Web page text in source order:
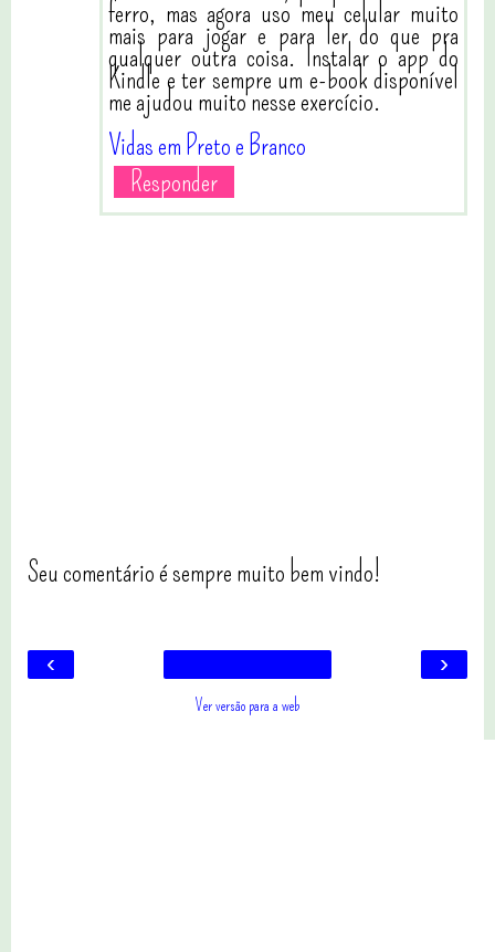
ferro, mas agora uso meu celular muito
mais para jogar e para ler do que pra
qualquer outra coisa. Instalar o app do
Kindle e ter sempre um e-book disponível
me ajudou muito nesse exercício.
Vidas em Preto e Branco
Responder
Seu comentário é sempre muito bem vindo!
‹ ›
Ver versão para a web